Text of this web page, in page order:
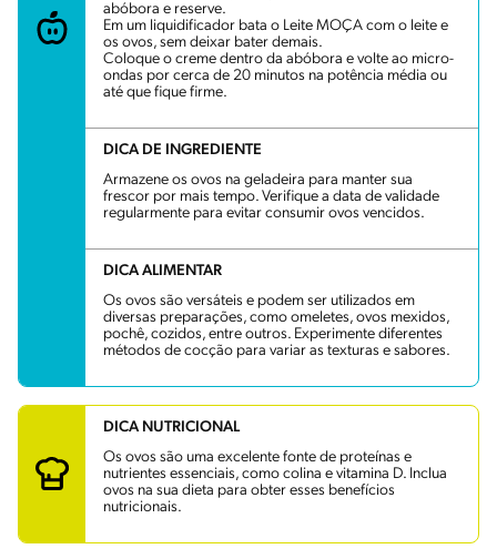
abóbora e reserve.
Em um liquidificador bata o Leite MOÇA com o leite e
os ovos, sem deixar bater demais.
Coloque o creme dentro da abóbora e volte ao micro-
ondas por cerca de 20 minutos na potência média ou
até que fique firme.
DICA DE INGREDIENTE
Armazene os ovos na geladeira para manter sua
frescor por mais tempo. Verifique a data de validade
regularmente para evitar consumir ovos vencidos.
DICA ALIMENTAR
Os ovos são versáteis e podem ser utilizados em
diversas preparações, como omeletes, ovos mexidos,
pochê, cozidos, entre outros. Experimente diferentes
métodos de cocção para variar as texturas e sabores.
DICA NUTRICIONAL
Os ovos são uma excelente fonte de proteínas e
nutrientes essenciais, como colina e vitamina D. Inclua
ovos na sua dieta para obter esses benefícios
nutricionais.